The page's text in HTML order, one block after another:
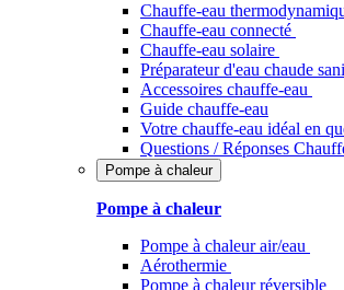
Chauffe-eau
Chauffe-eau connecté
Chauffe-eau solaire
Préparateur d'eau chaude
Accessoires chauffe-eau
Guide chauffe-eau
Votre chauffe-eau idéal en
Questions / Réponses
Pompe à chaleur
Pompe à chaleur
Pompe à chaleur air/eau
Aérothermie
Pompe à chaleur réversible